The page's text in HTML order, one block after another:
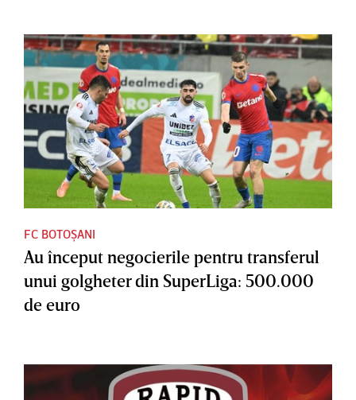
FC BOTOȘANI
Au început negocierile pentru transferul
unui golgheter din SuperLiga: 500.000
de euro